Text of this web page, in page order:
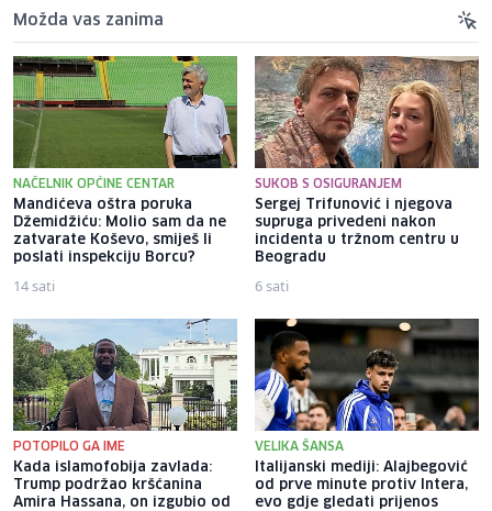
Možda vas zanima
NAČELNIK OPĆINE CENTAR
Mandićeva oštra poruka
Džemidžiću: Molio sam da ne
zatvarate Koševo, smiješ li
poslati inspekciju Borcu?
14 sati
SUKOB S OSIGURANJEM
Sergej Trifunović i njegova
supruga privedeni nakon
incidenta u tržnom centru u
Beogradu
6 sati
POTOPILO GA IME
Kada islamofobija zavlada:
Trump podržao kršćanina
Amira Hassana, on izgubio od
VELIKA ŠANSA
Italijanski mediji: Alajbegović
od prve minute protiv Intera,
evo gdje gledati prijenos